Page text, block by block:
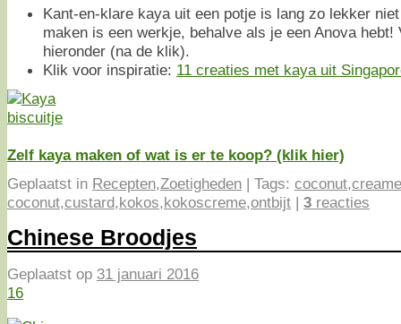
Kant-en-klare kaya uit een potje is lang zo lekker
maken is een werkje, behalve als je een Anova hebt!
hieronder (na de klik).
Klik voor inspiratie: 11 creaties met kaya uit
Zelf kaya maken of wat is er te koop? (klik hier)
Geplaatst in Recepten,Zoetigheden | Tags: coconut,
coconut,custard,kokos,kokoscreme,ontbijt | 3 reacties
Chinese Broodjes
Geplaatst op 31 januari 2016
16